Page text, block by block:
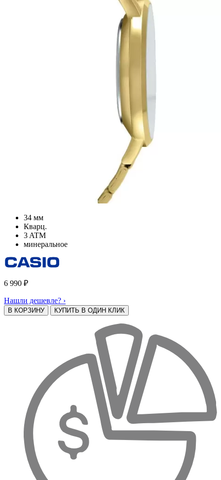
34 мм
Кварц.
3 ATM
минеральное
6 990 ₽
Нашли дешевле? ›
В КОРЗИНУ КУПИТЬ В ОДИН КЛИК